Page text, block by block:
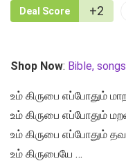
Deal Score +2
Shop Now: Bible,
உம் கிருபை எப்போதும்
உம் கிருபை எப்போதும்
உம் கிருபை எப்போதும்
உம் கிருபையே …